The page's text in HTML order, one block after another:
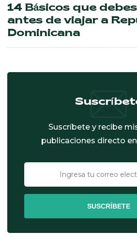
14 Básicos que
antes de viajar a
Dominicana
Suscríbete y recibe
publicaciones directo
SUSCRÍBETE